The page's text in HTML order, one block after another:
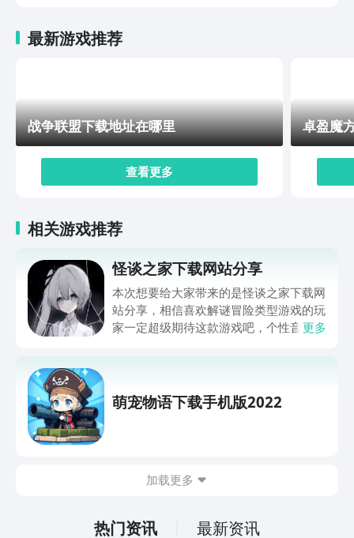
最新游戏推荐
战争联盟下载地址在哪里
查看更多
卓盈魔
相关游戏推荐
怪谈之家下载网站分享
本次想要给大家带来的是怪谈之家下载网
站分享，相信喜欢解谜冒险类型游戏的玩
家一定超级期待这款游戏吧，个性音乐和
网站分享给大家好了，感兴趣的话千万不
要走开哦。
更多
萌宠物语下载手机版2022
加载更多
热门资讯 最新资讯